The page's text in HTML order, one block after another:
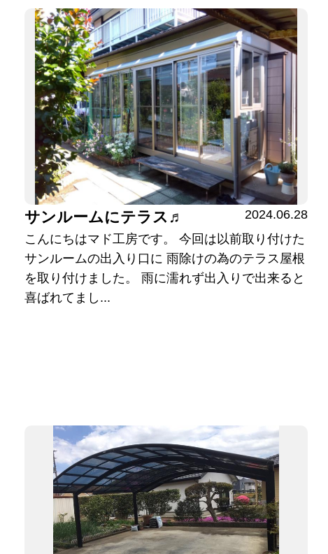
サンルームにテラス♬
2024.06.28
こんにちはマド工房です。 今回は以前取り付けた
サンルームの出入り口に 雨除けの為のテラス屋根
を取り付けました。 雨に濡れず出入りで出来ると
喜ばれてまし...